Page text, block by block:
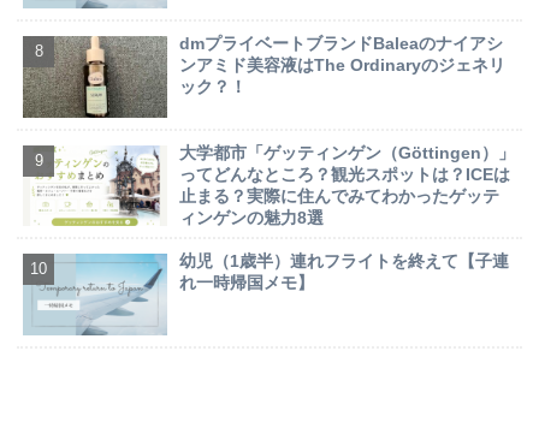
dmプライベートブランドBaleaのナイアシ
ンアミド美容液はThe Ordinaryのジェネリ
ック？！
大学都市「ゲッティンゲン（Göttingen）」
ってどんなところ？観光スポットは？ICEは
止まる？実際に住んでみてわかったゲッテ
ィンゲンの魅力8選
幼児（1歳半）連れフライトを終えて【子連
れ一時帰国メモ】